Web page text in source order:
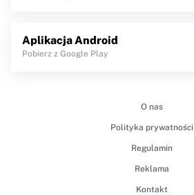
Aplikacja Android
Pobierz z Google Play
O nas
Polityka prywatności
Regulamin
Reklama
Kontakt